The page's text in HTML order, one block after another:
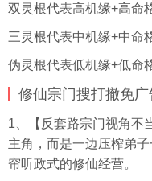
双灵根代表高机缘+高命
三灵根代表中机缘+中命
伪灵根代表低机缘+低命
修仙宗门搜打撤免
1、【反套路宗门视角不
主角，而是一边压榨弟
帘听政式的修仙经营。